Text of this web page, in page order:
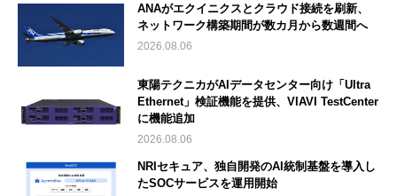
ANAがエクイニクスとクラウド接続を刷新、
ネットワーク構築期間が数カ月から数週間へ
2026.08.06
東陽テクニカがAIデータセンター向け「Ultra
Ethernet」検証機能を提供、VIAVI TestCenter
に機能追加
2026.08.06
NRIセキュア、独自開発のAI統制基盤を導入し
たSOCサービスを運用開始